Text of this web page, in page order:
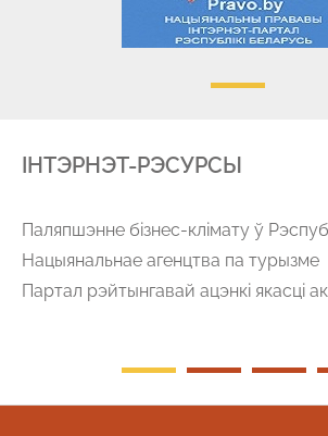
IНТЭРНЭТ-РЭСУРСЫ
Паляпшэнне бізнес-клімату ў
Нацыянальнае агенцтва па турызме
Партал рэйтынгавай ацэнкі якасці